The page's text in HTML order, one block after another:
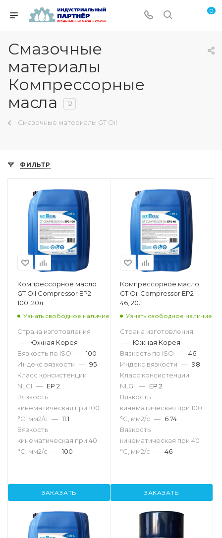
0
Смазочные
материалы
Компрессорные
масла
12
Смазочные материалы GT Oil
ФИЛЬТР
Компрессорное масло
GT Oil Compressor EP2
100, 20л
Узнать свободное наличие
Страна изготовления
— Южная Корея
Вязкость по ISO — 100
Индекс вязкости — 95
Класс консистенции
NLGI — EP 2
Вязкость
кинематическая при 100
°С, мм2/с — 11.1
Вязкость
кинематическая при 40
°С, мм2/с — 100
ЗАКАЗАТЬ
Компрессорное масло
GT Oil Compressor EP2
46, 20л
Узнать свободное наличие
Страна изготовления
— Южная Корея
Вязкость по ISO — 46
Индекс вязкости — 98
Класс консистенции
NLGI — EP 2
Вязкость
кинематическая при 100
°С, мм2/с — 6.74
Вязкость
кинематическая при 40
°С, мм2/с — 46
ЗАКАЗАТЬ